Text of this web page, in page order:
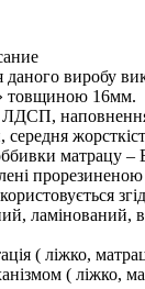
виробу
товщиною 16мм.
ЛДСП,
матрацу
ламінований,
( ліжко,
( ліжко,